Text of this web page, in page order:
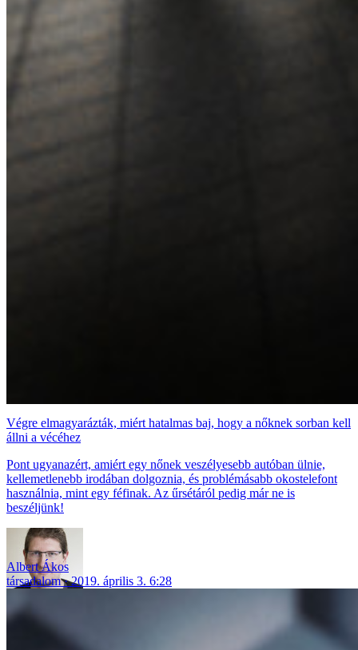
Végre elmagyarázták, miért hatalmas baj, hogy a nőknek sorban kell
állni a vécéhez
Pont ugyanazért, amiért egy nőnek veszélyesebb autóban ülnie,
kellemetlenebb irodában dolgoznia, és problémásabb okostelefont
használnia, mint egy féfinak. Az űrsétáról pedig már ne is
beszéljünk!
Albert Ákos
társadalom
2019. április 3. 6:28